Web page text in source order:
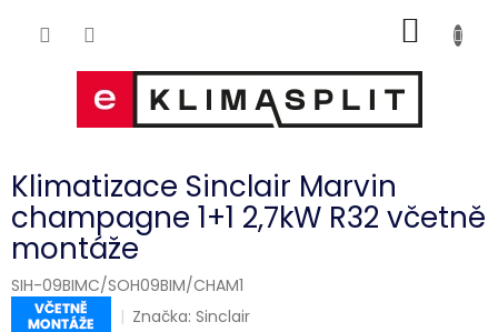
KOŠÍK
Klimatizace Sinclair Marvin
champagne 1+1 2,7kW R32 včetně
montáže
SIH-09BIMC/SOH09BIM/CHAM1
Značka:Sinclair